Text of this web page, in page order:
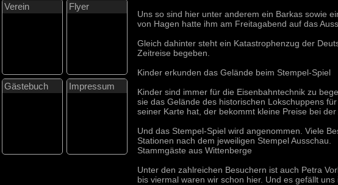
Verein Flyer
Gästebuch Impressum
Uns so sind hier unter anderem ein Barkas sowie
von Hagen hatte ihm am Freitagabend auf das
Gleich dahinter steht ein Katastrophenzug der
Zeitreise begeben.
Kinder erkunden das Gelände beim Stempel-Spiel
Kinder sind immer für die Eisenbahntechnik zu
sie das Gelände des historischen Lokschuppens
seiner Karte hat, der bekommt kleine Preise bei
Und das Stempel-Spiel wird angenommen. Viele
Stationen nach dem jeweiligen Stempel Ausschau.
Stammgäste aus Wittenberge
Unter den zahlreichen Besuchern ist auch Petra
bis viermal waren wir schon hier. Und es gefällt